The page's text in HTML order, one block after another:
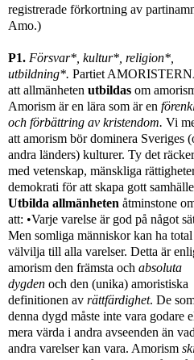
registrerade förkortning av
Amo.)
P1. Försvar*, kultur*, religion*,
utbildning*. Partiet
att allmänheten utbildas om
Amorism är en lära som är en
och förbättring av kristendom. Vi
att amorism bör dominera Sveriges
andra länders) kulturer. Ty det
med vetenskap, mänskliga
demokrati för att skapa gott
Utbilda allmänheten åtminstone
att: •Varje varelse är god på något
Men somliga människor kan ha total
välvilja till alla varelser. Detta är
amorism den främsta och absoluta
dygden och den (unika) amoristiska
definitionen av rättfärdighet. De
denna dygd måste inte vara godare
mera värda i andra avseenden än vad
andra varelser kan vara. Amorism